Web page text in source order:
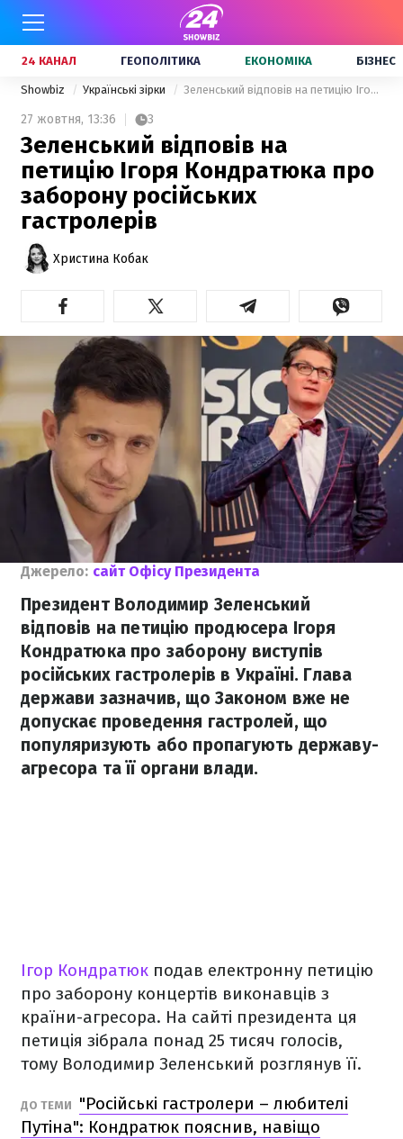
24 КАНАЛ ГЕОПОЛІТИКА ЕКОНОМІКА БІЗНЕС
Showbiz Українські зірки Зеленський відповів на петицію Ігоря Кондратюка про заборону російських гастролерів
27 жовтня, 13:36 3
Зеленський відповів на
петицію Ігоря Кондратюка про
заборону російських
гастролерів
Христина Кобак
Джерело: сайт Офісу Президента
Президент Володимир Зеленський
відповів на петицію продюсера Ігоря
Кондратюка про заборону виступів
російських гастролерів в Україні. Глава
держави зазначив, що Законом вже не
допускає проведення гастролей, що
популяризують або пропагують державу-
агресора та її органи влади.
Ігор Кондратюк подав електронну петицію
про заборону концертів виконавців з
країни-агресора. На сайті президента ця
петиція зібрала понад 25 тисяч голосів,
тому Володимир Зеленський розглянув її.
ДО ТЕМИ
"Російські гастролери – любителі
Путіна": Кондратюк пояснив, навіщо